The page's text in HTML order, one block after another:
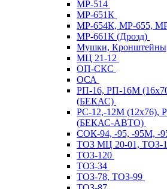
МР-514
МР-651К
МР-654К, МР-655,
МР-661К (Дрозд)
Мушки,
МЦ 21-12
ОП-СКС
ОСА
РП-16, РП-16М
(БЕКАС)
РС-12,-12М (12х76),
(БЕКАС-АВТО)
СОК-94, -95, -95М, -
ТОЗ МЦ 20-01, ТОЗ-
ТОЗ-120
ТОЗ-34
ТОЗ-78, ТОЗ-99